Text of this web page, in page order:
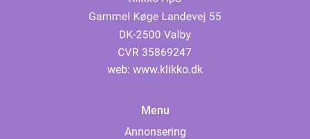
web: www.klikko.dk
Menu
Annonsering